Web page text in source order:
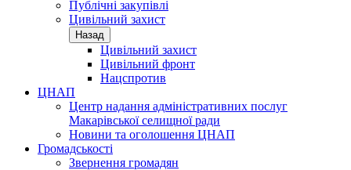
Публічні закупівлі
Цивільний захист
Назад
Цивільний захист
Цивільний фронт
Нацспротив
ЦНАП
Центр надання адміністративних послуг
Макарівської селищної ради
Новини та оголошення ЦНАП
Громадськості
Звернення громадян